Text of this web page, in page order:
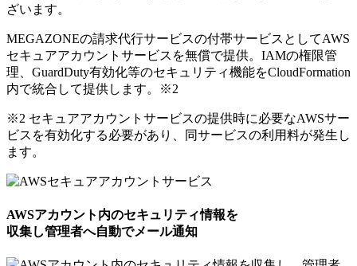
ざいます。
MEGAZONEの請求代行サービスの付帯サービスとしてAWS
セキュアアカウントサービスを無償で提供。IAMの権限管
理、GuardDuty有効化等のセキュリティ機能をCloudFormation
内で統合して提供します。
※2
※2 セキュアアカウントサービスの提供時に必要なAWSサー
ビスを有効化する必要があり、同サービスの利用料が発生し
ます。
AWSアカウント内のセキュリティ情報を
収集し管理者へ自動でメール通知